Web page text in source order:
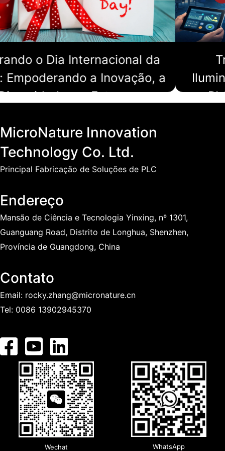
da
a
(8 de
culturas
Transformando Dados
Iluminação em Inteligência:
PLC + IA Reduzem
Inteligente
PLC e IA estão transformando a
inteligente baseados em CLP reduzem o
melhoram a segurança em prédios
MicroNature Innovation
Technology Co. Ltd.
Principal Fabricação de Soluções de PLC
Endereço
Mansão de Ciência e Tecnologia Yinxing, nº 1301,
Guanguang Road, Distrito de Longhua, Shenzhen,
Província de Guangdong, China
Contato
Email: rocky.zhang@micronature.cn
Tel: 0086 13902945370
Wechat WhatsApp